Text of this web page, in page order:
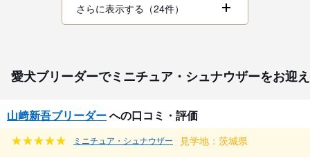
さらに表示する（24件）
愛犬ブリーダーでミニチュア・シュナウザーをお迎
山﨑新吾ブリーダーへの口コミ・評価
ミニチュア・シュナウザー 見学地：茨城県